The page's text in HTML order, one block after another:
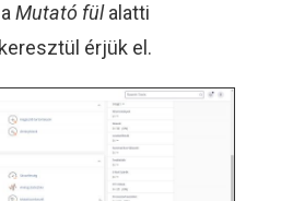
aMutató fülalatti
érjük el.